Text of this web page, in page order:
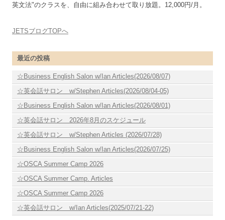
英文法"のクラスを、自由に組み合わせて取り放題。12,000円/月。
JETSブログTOPへ
最近の投稿
☆Business English Salon w/Ian Articles(2026/08/07)
☆英会話サロン w/Stephen Articles(2026/08/04-05)
☆Business English Salon w/Ian Articles(2026/08/01)
☆英会話サロン 2026年8月のスケジュール
☆英会話サロン w/Stephen Articles (2026/07/28)
☆Business English Salon w/Ian Articles(2026/07/25)
☆OSCA Summer Camp 2026
☆OSCA Summer Camp. Articles
☆OSCA Summer Camp 2026
☆英会話サロン w/Ian Articles(2025/07/21-22)